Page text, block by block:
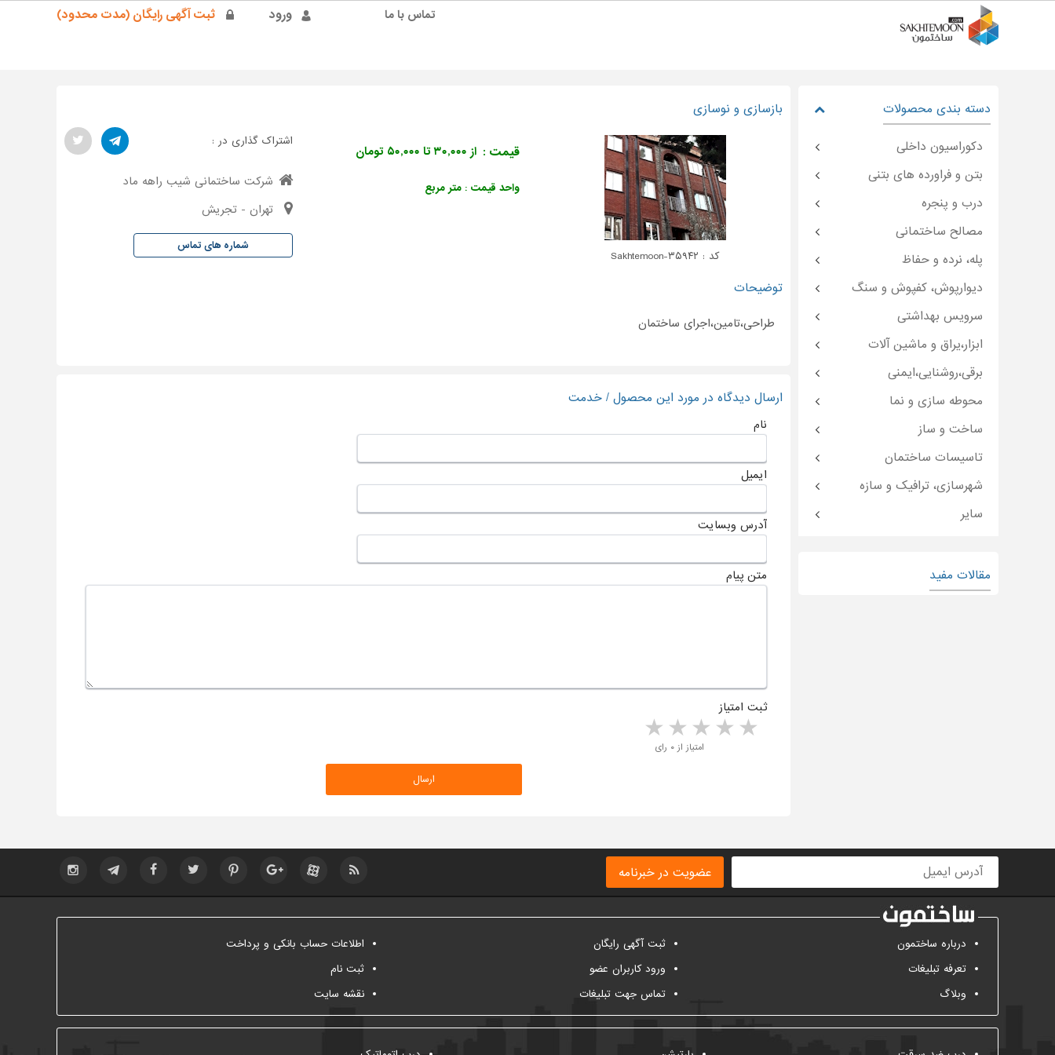
ورود ثبت آگهی رایگان (مدت محدود) تماس با ما
بازسازی و نوسازی
کد : Sakhtemoon-۳۵۹۴۲
قیمت : از ۳۰,۰۰۰ تا ۵۰,۰۰۰ تومان
واحد قیمت : متر مربع
توضیحات
طراحی،تامین،اجرای ساختمان
اشتراک گذاری در :
شرکت ساختمانی شیب راهه ماد
تهران - تجریش
شماره های تماس
ارسال دیدگاه در مورد این محصول / خدمت
نام
ایمیل
آدرس وبسایت
متن پیام
ثبت امتیاز
4 stars 3 stars 2 stars 1 star امتیاز از ۰ رای
دسته بندی محصولات
دکوراسیون داخلی
بتن و فراورده های بتنی
درب و پنجره
مصالح ساختمانی
پله، نرده و حفاظ
دیوارپوش، کفپوش و سنگ
سرویس بهداشتی
ابزار،یراق و ماشین آلات
برقی،روشنایی،ایمنی
محوطه سازی و نما
ساخت و ساز
تاسیسات ساختمان
شهرسازی، ترافیک و سازه
سایر
مقالات مفید
عضویت در خبرنامه
درباره ساختمون
تعرفه تبلیغات
وبلاگ
ثبت آگهی رایگان
ورود کاربران عضو
تماس جهت تبلیغات
اطلاعات حساب بانکی و پرداخت
ثبت نام
نقشه سایت